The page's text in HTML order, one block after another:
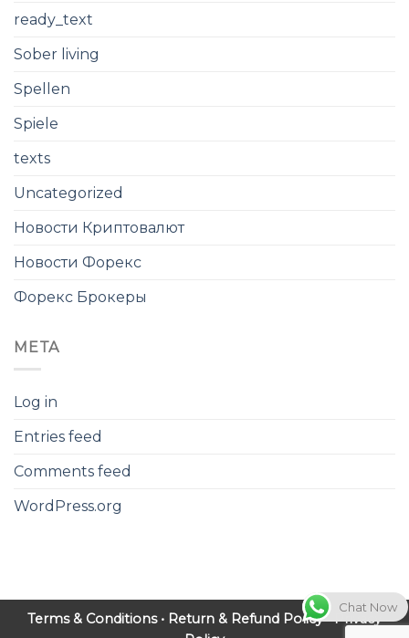
ready_text
Sober living
Spellen
Spiele
texts
Uncategorized
Новости Криптовалют
Новости Форекс
Форекс Брокеры
META
Log in
Entries feed
Comments feed
WordPress.org
Terms & Conditions• Return & Refund Policy•Privacy
Chat Now